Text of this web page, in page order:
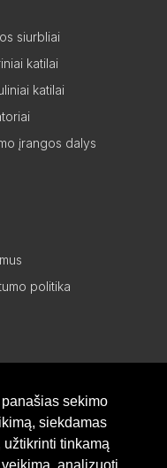
sekimo
siekdamas
tinkamą
analizuoti
siurbliai
katilai
katilai
įrangos dalys
politika
sąrašas